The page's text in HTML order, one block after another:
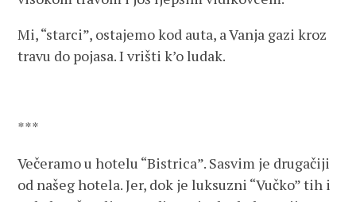
Mi, “starci”, ostajemo kod auta, a Vanja gazi kroz
travu do pojasa. I vrišti k’o ludak.
***
Večeramo u hotelu “Bistrica”. Sasvim je drugačiji
od našeg hotela. Jer, dok je luksuzni “Vučko” tih i